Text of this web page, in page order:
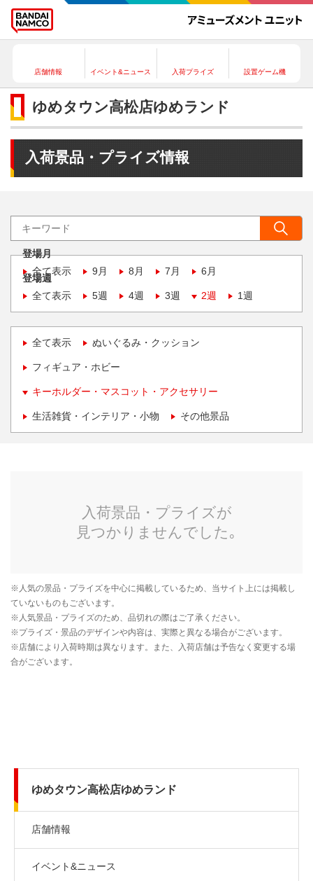
店舗情報 イベント&ニュース 入荷プライズ 設置ゲーム機
ゆめタウン高松店ゆめランド
入荷景品・プライズ情報
登場月
全て表示
9月 8月 7月 6月
登場週
全て表示
5週 4週 3週 2週 1週
全て表示 ぬいぐるみ・クッション
フィギュア・ホビー
キーホルダー・マスコット・アクセサリー
生活雑貨・インテリア・小物 その他景品
ゆめタウン高松店ゆめランド
店舗情報
イベント&ニュース